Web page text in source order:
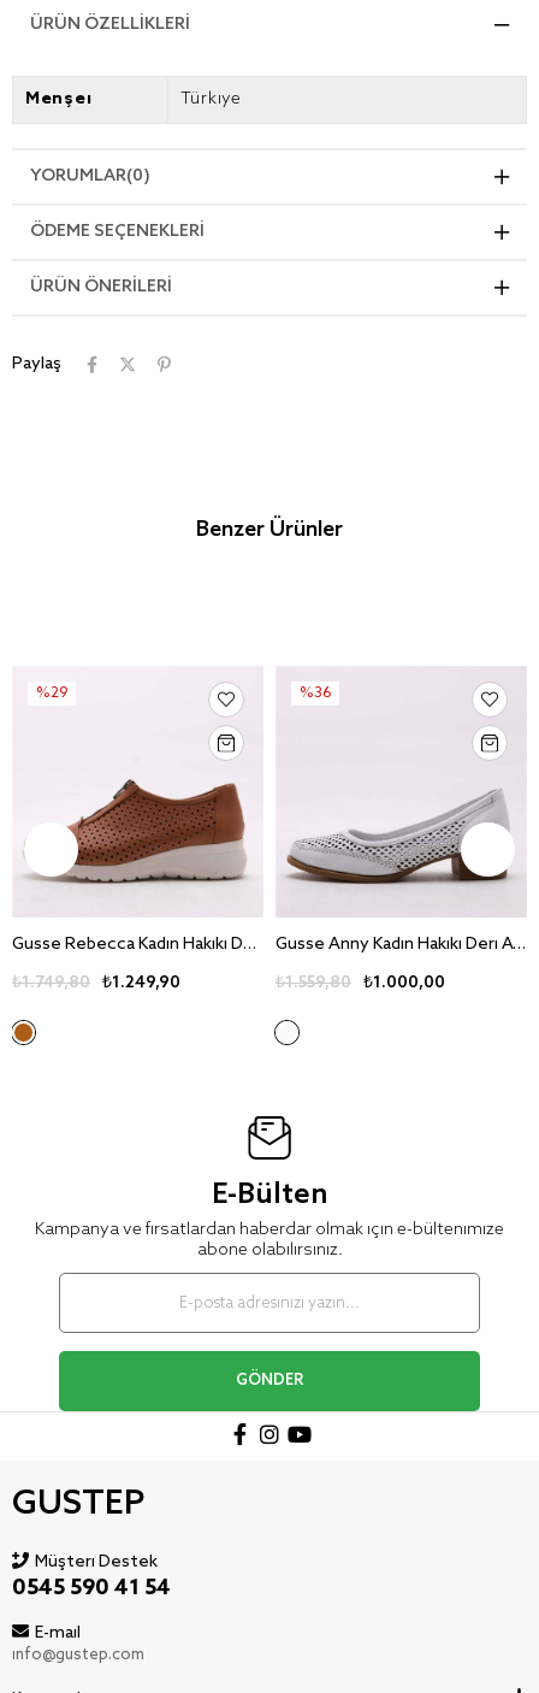
ÜRÜN ÖZELLIKLERI
Menşei Türkiye
YORUMLAR(0)
ÖDEME SEÇENEKLERI
ÜRÜN ÖNERILERI
Paylaş
Benzer Ürünler
Gusse Rebecca Kadin Hakiki Deri Ayakkabi 440
₺1.249,90
₺1.749,80
%29
Gusse Anny Kadin Hakiki Deri Ayakkabi 420
₺1.000,00
₺1.559,80
%36
E-Bülten
Kampanya ve fırsatlardan haberdar olmak için e-bültenimize
abone olabilirsiniz.
GÖNDER
GUSTEP
Müşteri Destek
0545 590 41 54
E-mail
info@gustep.com